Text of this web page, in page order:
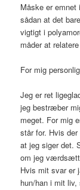
Måske er
sådan at det
vigtigt i
måder at
For mig
Jeg er ret
jeg bestræber
meget. For mig
står for. Hvis
at jeg siger det.
om jeg
Hvis mit svar er
hun/han i mit